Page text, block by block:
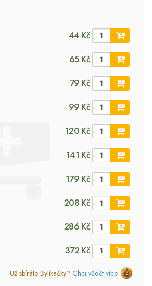
44 Kč
65 Kč
79 Kč
99 Kč
120 Kč
141 Kč
179 Kč
208 Kč
286 Kč
372 Kč
Už sbíráte Bylíkačky? Chci vědět více